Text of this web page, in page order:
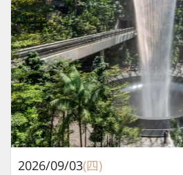
2026/09/03(四)